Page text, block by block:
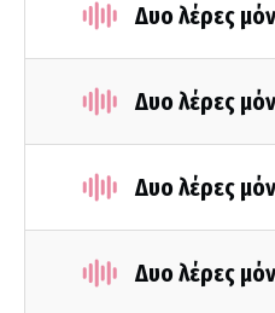
Δυο λέρες
Δυο λέρες
Δυο λέρες
Δυο λέρες